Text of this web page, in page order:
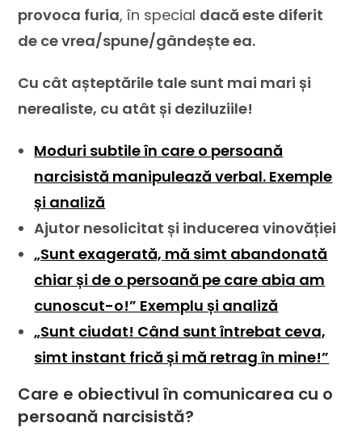
provoca furia, în special dacă este diferit
de ce vrea/spune/gândește ea.
Cu cât așteptările tale sunt mai mari și
nerealiste, cu atât și deziluziile!
Moduri subtile în care o persoană
narcisistă manipulează verbal. Exemple
și analiză
Ajutor nesolicitat și inducerea vinovăției
„Sunt exagerată, mă simt abandonată
chiar și de o persoană pe care abia am
cunoscut-o!” Exemplu și analiză
„Sunt ciudat! Când sunt întrebat ceva,
simt instant frică și mă retrag în mine!”
Care e obiectivul în comunicarea cu o
persoană narcisistă?